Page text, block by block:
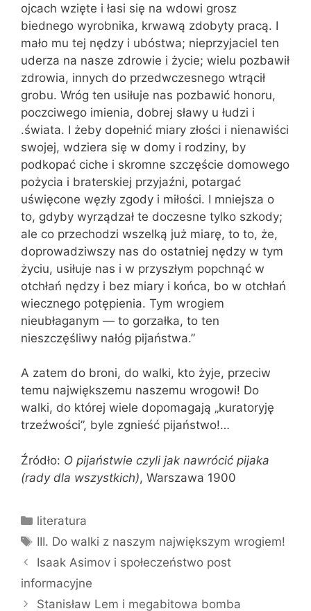
ojcach wzięte i łasi się na wdowi grosz
biednego wyrobnika, krwawą zdobyty pracą. I
mało mu tej nędzy i ubó­stwa; nieprzyjaciel ten
uderza na nasze zdrowie i życie; wielu pozbawił
zdrowia, innych do przedwczesnego wtrącił
grobu. Wróg ten usiłuje nas pozbawić honoru,
poczciwego imienia, dobrej sławy u łudzi i
.świata. I żeby dopełnić miary złości i nienawiści
swojej, wdziera się w domy i rodziny, by
podkopać ciche i skromne szczęście domowego
pożycia i braterskiej przyjaźni, potargać
uświęcone węzły zgo­dy i miłości. I mniejsza o
to, gdyby wy­rządzał te doczesne tylko szkody;
ale co przechodzi wszelką już miarę, to to, że,
doprowadziwszy nas do ostatniej nędzy w tym
życiu, usiłuje nas i w przyszłym popchnąć w
otchłań nędzy i bez miary i końca, bo w otchłań
wiecznego potę­pienia. Tym wrogiem
nieubłaganym — to gorzałka, to ten
nieszczęśliwy nałóg pi­jaństwa.”
A zatem do broni, do walki, kto żyje, przeciw
temu największemu naszemu wro­gowi! Do
walki, do której wiele dopoma­gają „kuratoryję
trzeźwości”, byle zgnieść pijaństwo!…
Źródło: O pijaństwie czyli jak nawrócić pijaka
(rady dla wszystkich), Warszawa 1900
Kategorie
literatura
Tagi
III. Do walki z naszym największym wrogiem!
Isaak Asimov i społeczeństwo post
informacyjne
Stanisław Lem i megabitowa bomba